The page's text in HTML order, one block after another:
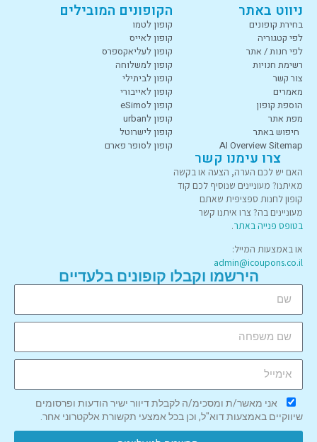
ניווט באתר
בחירת קופונים
לפי קטגוריה
לפי חנות / אתר
רשימת חנויות
צור קשר
מאמרים
הוספת קופון
מפת אתר
חיפוש באתר
AI Overview Sitemap
הקופונים המובילים
קופון לטמו
קופון לאייס
קופון לעליאקספרס
קופון למשלוחה
קופון לביתילי
קופון לאייבורי
קופון לeSimo
קופון לurban
קופון לישרוטל
קופון לסופר פארם
צרו עימנו קשר
האם יש לכם הערה, הצעה או בקשה
מאיתנו? מעוניינים שנוסיף לכם קוד
קופון לחנות ספציפית שאתם
מעוניינים בה? צרו איתנו קשר
בטופס פנייה באתר.
או באמצעות המייל:
admin@icoupons.co.il
הירשמו וקבלו קופונים בלעדיים
אני מאשר/ת ומסכימ/ה לקבלת דיוור ישיר הודעות ופרסומים
שיווקיים באמצעות דוא"ל, וכן בכל אמצעי תקשורת אלקטרוני אחר.